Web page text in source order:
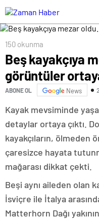
150 okunma
Beş kayakçıya
görüntüler
ABONE OL News
Kayak mevsiminde
detaylar ortaya çıktı.
kayakçıların, ölmeden
çaresizce hayata
mağarası dikkat çekti.
Beşi aynı aileden olan
İsviçre ile İtalya
Matterhorn Dağı